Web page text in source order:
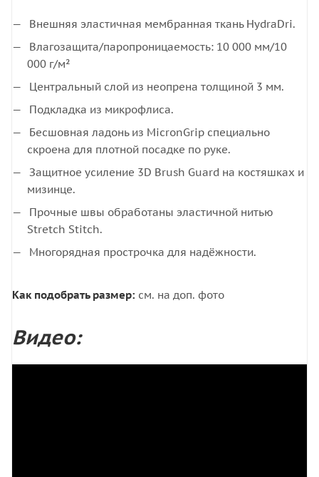
Внешняя эластичная мембранная ткань HydraDri.
Влагозащита/паропроницаемость: 10 000 мм/10
000 г/м²
Центральный слой из неопрена толщиной 3 мм.
Подкладка из микрофлиса.
Бесшовная ладонь из MicronGrip специально
скроена для плотной посадке по руке.
Защитное усиление 3D Brush Guard на костяшках и
мизинце.
Прочные швы обработаны эластичной нитью
Stretch Stitch.
Многорядная прострочка для надёжности.
Как подобрать размер: см. на доп. фото
Видео: